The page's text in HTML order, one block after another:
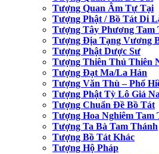
Tượng Quan Âm Tự Tại
Tượng Phật / Bồ Tát Di
Tượng Tây Phương Tam
Tượng Địa Tạng Vương
Tượng Phật Dược Sư
Tượng Thiên Thủ Thiên
Tượng Đạt Ma/La Hán
Tượng Văn Thù – Phổ
Tượng Phật Tỳ Lô Giá Na
Tượng Chuẩn Đề Bồ Tát
Tượng Hoa Nghiêm Tam
Tượng Ta Bà Tam Thánh
Tượng Bồ Tát Khác
Tượng Hộ Pháp